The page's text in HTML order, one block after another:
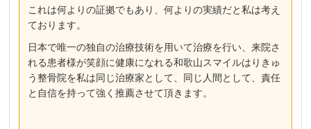
これは何よりの証拠でもあり、何よりの実績だと私は考え
ております。
日本で唯一の独自の治療技術を用いて治療を行い、来院さ
れる患者様が笑顔に健康になれる和歌山スマイルはりきゅ
う整骨院を私は同じ治療家として、同じ人間として、責任
と自信を持って強く推薦させて頂きます。